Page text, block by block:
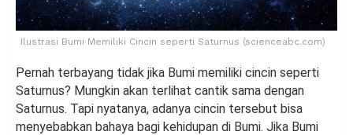
Ilustrasi Bumi Memiliki Cincin seperti Saturnus (scienceabc.com)
Pernah terbayang tidak jika Bumi memiliki cincin seperti
Saturnus? Mungkin akan terlihat cantik sama dengan
Saturnus. Tapi nyatanya, adanya cincin tersebut bisa
menyebabkan bahaya bagi kehidupan di Bumi. Jika Bumi